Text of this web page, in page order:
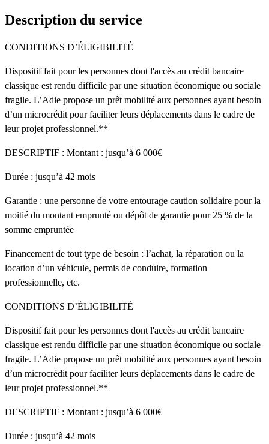
Description du service
CONDITIONS D’ÉLIGIBILITÉ
Dispositif fait pour les personnes dont l'accès au crédit bancaire
classique est rendu difficile par une situation économique ou sociale
fragile. L’Adie propose un prêt mobilité aux personnes ayant besoin
d’un microcrédit pour faciliter leurs déplacements dans le cadre de
leur projet professionnel.**
DESCRIPTIF : Montant : jusqu’à 6 000€
Durée : jusqu’à 42 mois
Garantie : une personne de votre entourage caution solidaire pour la
moitié du montant emprunté ou dépôt de garantie pour 25 % de la
somme empruntée
Financement de tout type de besoin : l’achat, la réparation ou la
location d’un véhicule, permis de conduire, formation
professionnelle, etc.
CONDITIONS D’ÉLIGIBILITÉ
Dispositif fait pour les personnes dont l'accès au crédit bancaire
classique est rendu difficile par une situation économique ou sociale
fragile. L’Adie propose un prêt mobilité aux personnes ayant besoin
d’un microcrédit pour faciliter leurs déplacements dans le cadre de
leur projet professionnel.**
DESCRIPTIF : Montant : jusqu’à 6 000€
Durée : jusqu’à 42 mois